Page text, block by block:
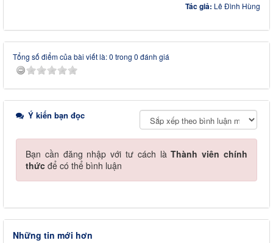
Tác giả: Lê Đình Hùng
Tổng số điểm của bài viết là: 0 trong 0 đánh giá
Ý kiến bạn đọc
Bạn cần đăng nhập với tư cách làThành viên chính
thức để có thể bình luận
Những tin mới hơn